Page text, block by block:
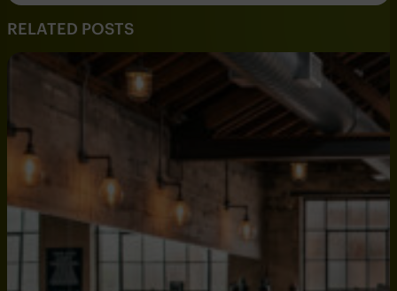
RELATED POSTS